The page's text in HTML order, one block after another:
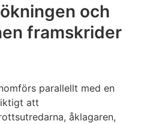
och
framskrider
parallellt med en
att
åklagaren,